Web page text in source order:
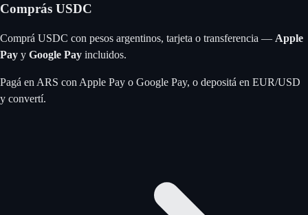
Comprás USDC
Comprá USDC con pesos argentinos, tarjeta o transferencia — Apple
Pay y Google Pay incluidos.
Pagá en ARS con Apple Pay o Google Pay, o depositá en EUR/USD
y convertí.